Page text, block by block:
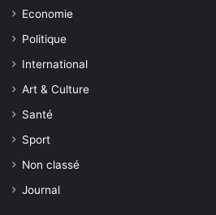
Economie
Politique
International
Art & Culture
Santé
Sport
Non classé
Journal